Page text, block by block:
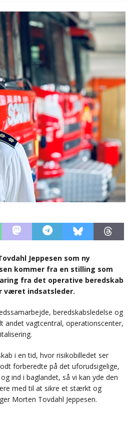
Jeppesen som ny
kommer fra en stilling som
fra det operative beredskab
været indsatsleder.
beredskabsledelse og
andet vagtcentral, operationscenter,
i en tid, hvor risikobilledet ser
forberedte på det uforudsigelige,
ind i baglandet, så vi kan yde den
med til at sikre et stærkt og
Morten Tovdahl Jeppesen.